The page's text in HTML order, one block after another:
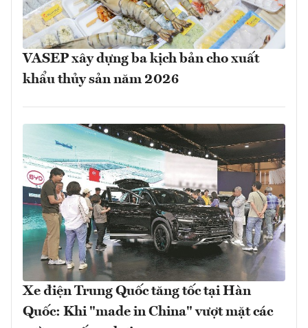
VASEP xây dựng ba kịch bản cho xuất
khẩu thủy sản năm 2026
Xe điện Trung Quốc tăng tốc tại Hàn
Quốc: Khi "made in China" vượt mặt các